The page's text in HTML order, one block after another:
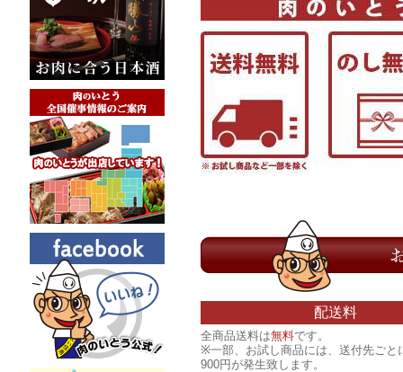
配送料
全商品送料は無料です。
※一部、お試し商品には、送付先ごと
900円が発生致します。